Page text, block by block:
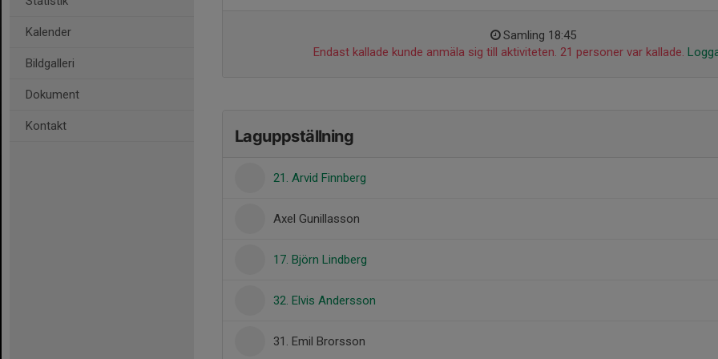
Kalender
Bildgalleri
Dokument
Kontakt
Samling 18:45
Endast kallade kunde anmäla sig till aktiviteten. 21 personer var kallade.
Laguppställning
21. Arvid Finnberg
Axel Gunillasson
17. Björn Lindberg
32. Elvis Andersson
31. Emil Brorsson